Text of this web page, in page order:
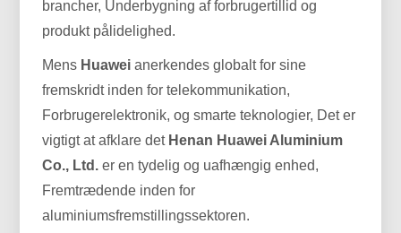
brancher, Underbygning af forbrugertillid og
produkt pålidelighed.
Mens Huawei anerkendes globalt for sine
fremskridt inden for telekommunikation,
Forbrugerelektronik, og smarte teknologier, Det er
vigtigt at afklare det Henan Huawei Aluminium
Co., Ltd. er en tydelig og uafhængig enhed,
Fremtrædende inden for
aluminiumsfremstillingssektoren.